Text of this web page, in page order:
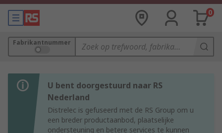
0
Fabrikantnummer
U bent doorgestuurd naar RS
Nederland
Distrelec is gefuseerd met de RS Group om u
een breder productaanbod, plaatselijke
ondersteuning en betere services te kunnen